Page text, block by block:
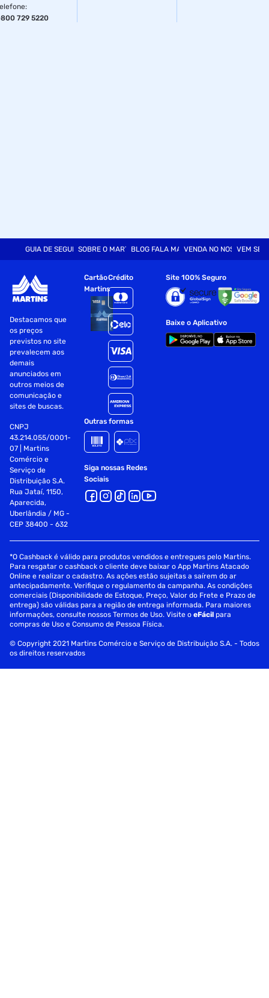
:
729 5220
GUIA DE SEGURANÇASOBRE O MARTINSBLOG FALA MARTVENDA NO NOSSO SITE
VEM SER
Destacamos que
os preços
previstos no site
prevalecem aos
demais
anunciados em
outros meios de
comunicação e
sites de buscas.
CNPJ
43.214.055/0001-
07 | Martins
Comércio e
Serviço de
Distribuição S.A.
Rua Jataí, 1150,
Aparecida,
Uberlândia / MG -
CEP 38400 - 632
Cartão
Martins
Crédito
Outras formas
Siga nossas Redes
Sociais
Site 100% Seguro
Baixe o Aplicativo
*O Cashback é válido para produtos vendidos e entregues pelo Martins.
Para resgatar o cashback o cliente deve baixar o App Martins Atacado
Online e realizar o cadastro. As ações estão sujeitas a saírem do ar
antecipadamente. Verifique o regulamento da campanha. As condições
comerciais (Disponibilidade de Estoque, Preço, Valor do Frete e Prazo de
entrega) são válidas para a região de entrega informada. Para maiores
informações, consulte nossos Termos de Uso. Visite oeFácil para
compras de Uso e Consumo de Pessoa Física.
© Copyright 2021 Martins Comércio e Serviço de Distribuição S.A. - Todos
os direitos reservados